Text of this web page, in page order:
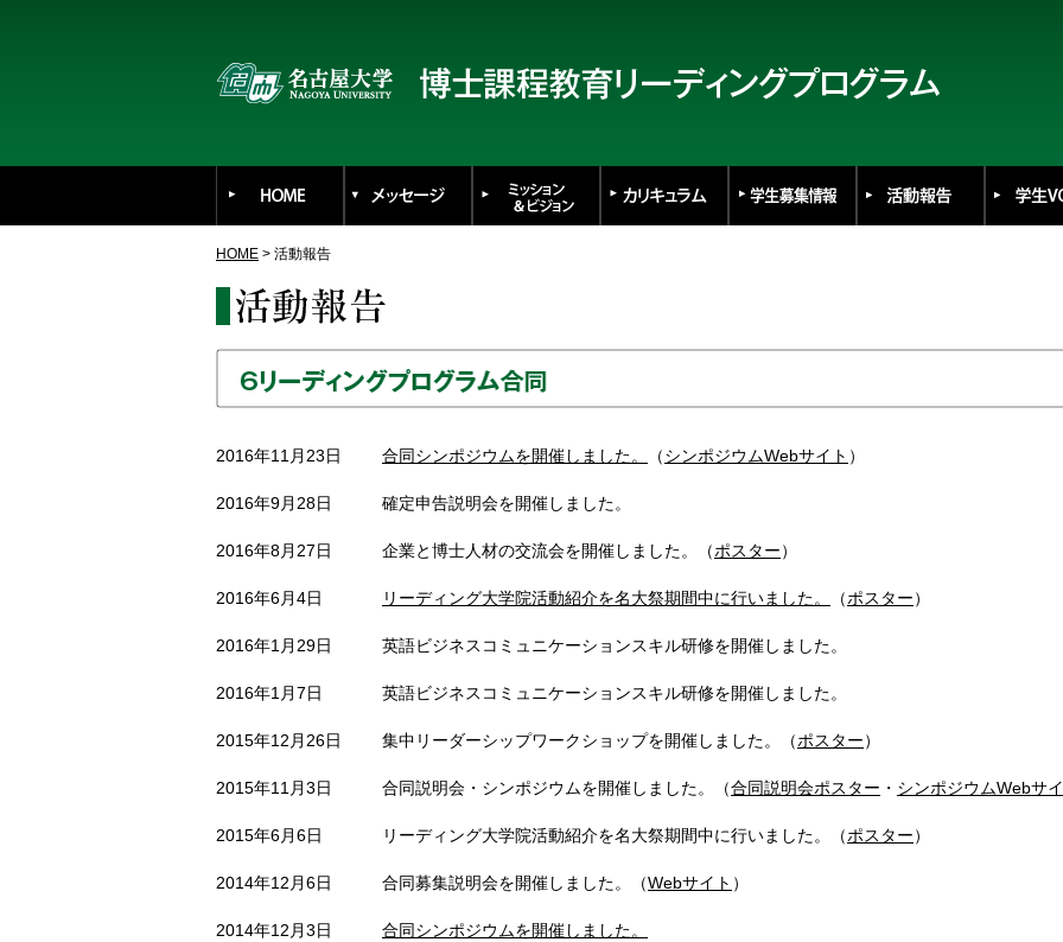
HOME > 活動報告
2016年11月23日 合同シンポジウムを開催しました。 （シンポジウムWebサイト ）
2016年9月28日 確定申告説明会を開催しました。
2016年8月27日 企業と博士人材の交流会を開催しました。（ポスター）
2016年6月4日 リーディング大学院活動紹介を名大祭期間中に行いました。 （ポスター）
2016年1月29日 英語ビジネスコミュニケーションスキル研修を開催しました。
2016年1月7日 英語ビジネスコミュニケーションスキル研修を開催しました。
2015年12月26日 集中リーダーシップワークショップを開催しました。（ポスター）
2015年11月3日 合同説明会・シンポジウムを開催しました。（合同説明会ポスター ・ シンポジウムWebサ
2015年6月6日 リーディング大学院活動紹介を名大祭期間中に行いました。（ポスター）
2014年12月6日 合同募集説明会を開催しました。（Webサイト ）
2014年12月3日 合同シンポジウムを開催しました。